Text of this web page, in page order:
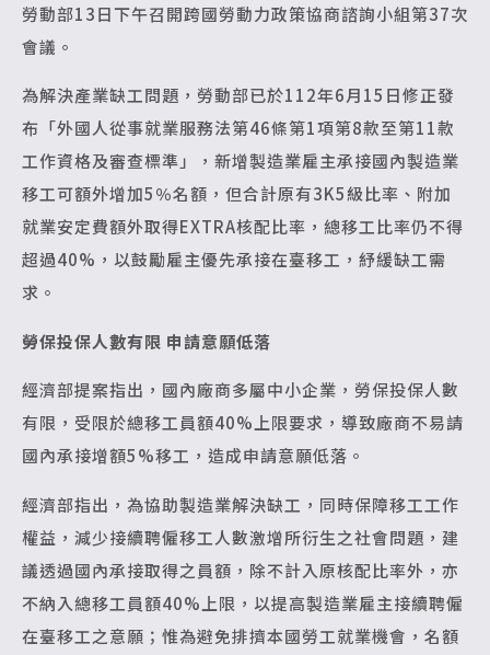
勞動部13日下午召開跨國勞動力政策協商諮詢小組第37次
會議。
為解決產業缺工問題，勞動部已於112年6月15日修正發
布「外國人從事就業服務法第46條第1項第8款至第11款
工作資格及審查標準」，新增製造業雇主承接國內製造業
移工可額外增加5％名額，但合計原有3K5級比率、附加
就業安定費額外取得EXTRA核配比率，總移工比率仍不得
超過40%，以鼓勵雇主優先承接在臺移工，紓緩缺工需
求。
勞保投保人數有限 申請意願低落
經濟部提案指出，國內廠商多屬中小企業，勞保投保人數
有限，受限於總移工員額40%上限要求，導致廠商不易請
國內承接增額5%移工，造成申請意願低落。
經濟部指出，為協助製造業解決缺工，同時保障移工工作
權益，減少接續聘僱移工人數激增所衍生之社會問題，建
議透過國內承接取得之員額，除不計入原核配比率外，亦
不納入總移工員額40%上限，以提高製造業雇主接續聘僱
在臺移工之意願；惟為避免排擠本國勞工就業機會，名額